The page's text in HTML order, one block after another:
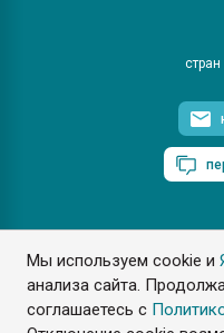
Мы используем cookie и
анализа сайта.
соглашаетесь с
ПластЭксперт ©
Разрешается
ссылкой